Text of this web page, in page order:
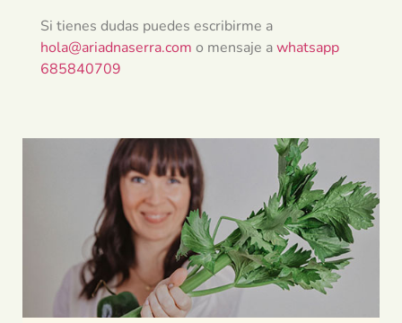
Si tienes dudas puedes escribirme a
hola@ariadnaserra.com o mensaje awhatsapp
685840709